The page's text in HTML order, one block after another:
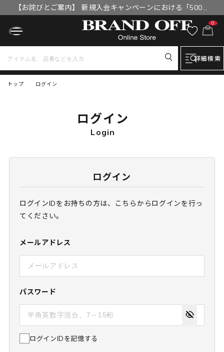
【お詫びとご案内】 新規入会キャンペーンにおける「500円
OFFクーポン」付与漏れと補填について
0
詳細検索
トップ ログイン
ログイン
Login
ログイン
ログインIDをお持ちの方は、こちらからログインを行っ
てください。
メールアドレス
パスワード
ログインIDを記憶する